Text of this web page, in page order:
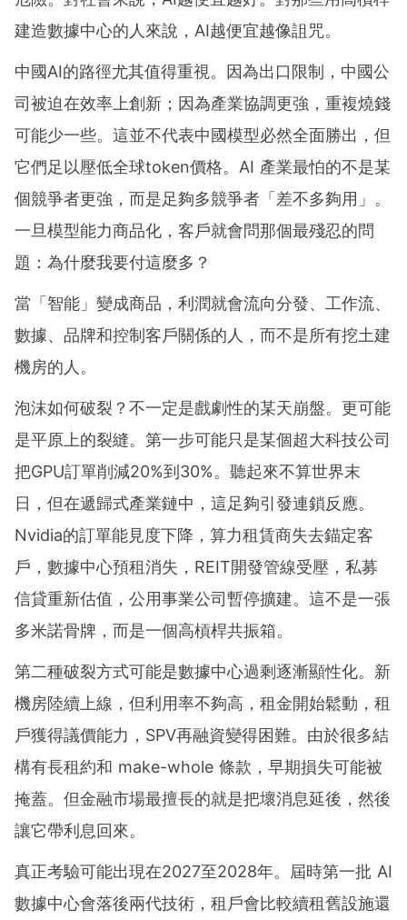
建造數據中心的人來說，AI越便宜越像詛咒。
中國AI的路徑尤其值得重視。因為出口限制，中國公
司被迫在效率上創新；因為產業協調更強，重複燒錢
可能少一些。這並不代表中國模型必然全面勝出，但
它們足以壓低全球token價格。AI 產業最怕的不是某
個競爭者更強，而是足夠多競爭者「差不多夠用」。
一旦模型能力商品化，客戶就會問那個最殘忍的問
題：為什麼我要付這麼多？
當「智能」變成商品，利潤就會流向分發、工作流、
數據、品牌和控制客戶關係的人，而不是所有挖土建
機房的人。
泡沫如何破裂？不一定是戲劇性的某天崩盤。更可能
是平原上的裂縫。第一步可能只是某個超大科技公司
把GPU訂單削減20%到30%。聽起來不算世界末
日，但在遞歸式產業鏈中，這足夠引發連鎖反應。
Nvidia的訂單能見度下降，算力租賃商失去錨定客
戶，數據中心預租消失，REIT開發管線受壓，私募
信貸重新估值，公用事業公司暫停擴建。這不是一張
多米諾骨牌，而是一個高槓桿共振箱。
第二種破裂方式可能是數據中心過剩逐漸顯性化。新
機房陸續上線，但利用率不夠高，租金開始鬆動，租
戶獲得議價能力，SPV再融資變得困難。由於很多結
構有長租約和 make-whole 條款，早期損失可能被
掩蓋。但金融市場最擅長的就是把壞消息延後，然後
讓它帶利息回來。
真正考驗可能出現在2027至2028年。屆時第一批 AI
數據中心會落後兩代技術，租戶會比較續租舊設施還